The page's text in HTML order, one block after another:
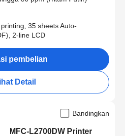
35 sheets Auto-
2-line LCD
pembelian
Detail
Bandingkan
MFC-L2700DW Printer